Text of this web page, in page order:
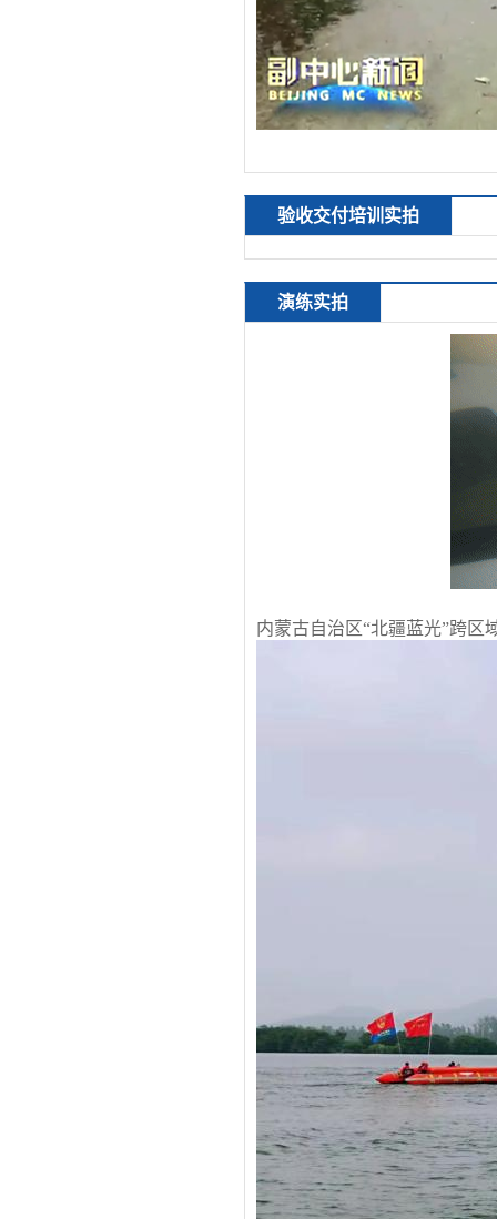
验收交付培训实拍
演练实拍
内蒙古自治区“北疆蓝光”跨区